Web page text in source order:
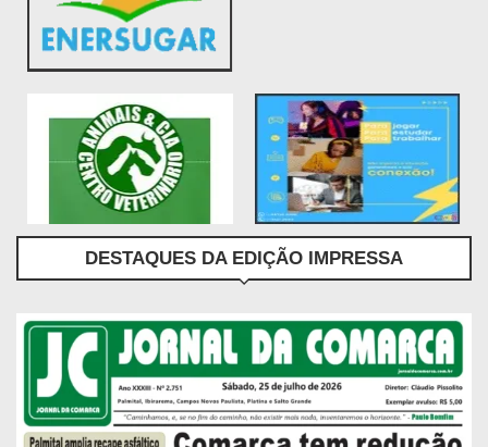
DESTAQUES DA EDIÇÃO IMPRESSA